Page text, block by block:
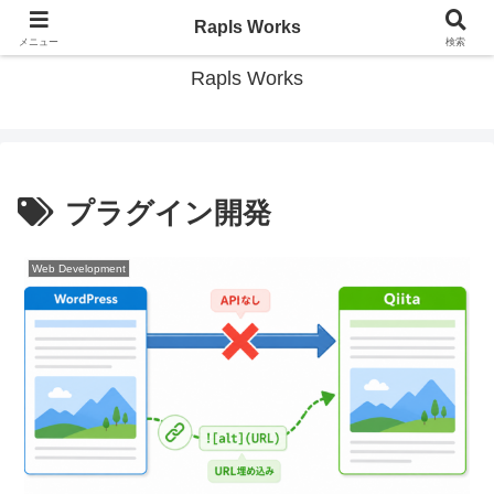
現場で役立つWordPress開発とWeb技術の情報ブログ
Rapls Works
プラグイン開発
Web Development
メニュー
Rapls Works
検索